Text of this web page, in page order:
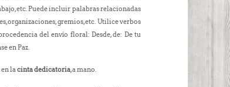
etc. Puede incluir palabras relacionadas
organizaciones, gremios, etc. Utilice verbos
del envío floral: Desde, de: De tu
en Paz.
lacinta dedicatoria, a mano.